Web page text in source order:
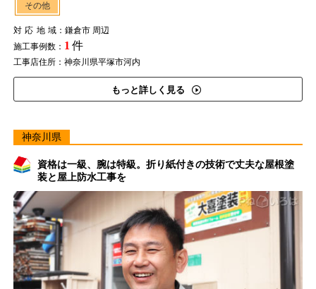
その他
対応地域：鎌倉市 周辺
施工事例数： 1 件
工事店住所：神奈川県平塚市河内
もっと詳しく見る
神奈川県
資格は一級、腕は特級。折り紙付きの技術で丈夫な屋根塗
装と屋上防水工事を